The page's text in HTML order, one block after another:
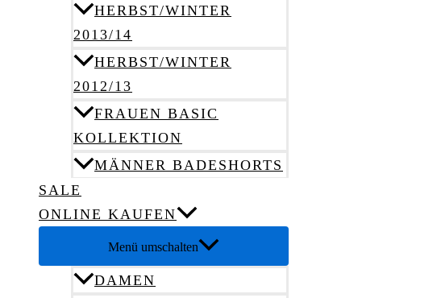
HERBST/WINTER
2013/14
HERBST/WINTER
2012/13
FRAUEN BASIC
KOLLEKTION
MÄNNER BADESHORTS
SALE
ONLINE KAUFEN
Menü umschalten
DAMEN